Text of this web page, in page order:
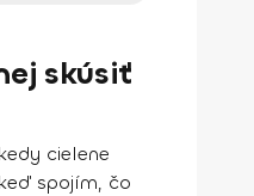
skúsiť
cielene
spojím, čo